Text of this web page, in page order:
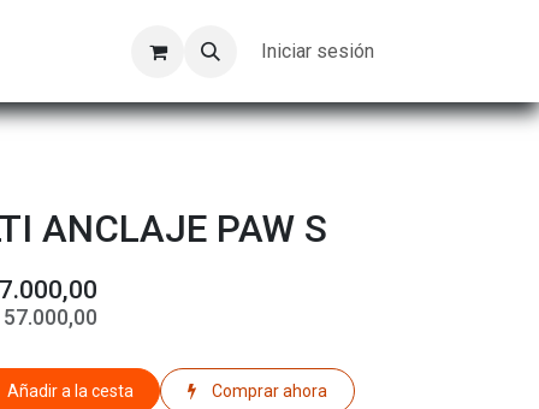
Trabajos Iniciar sesión
ANCLAJE PAW S
57.000,00
Añadir a la cesta Comprar ahora